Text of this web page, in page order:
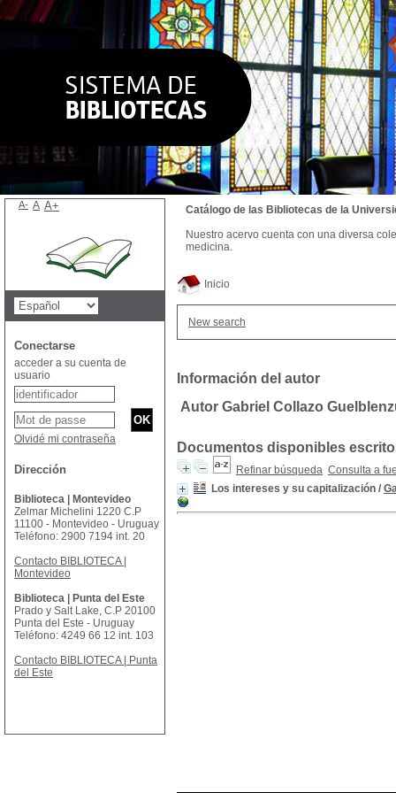
Inicio
New search
Información del autor
Autor Gabriel Collazo
Documentos disponibles
Refinar búsqueda Consulta a
Los intereses y su capitalización /
Catálogo de las Bibliotecas de la
Nuestro acervo cuenta con una diversa
medicina.
A- A A+
Conectarse
acceder a su cuenta de
usuario
Olvidé mi contraseña
Dirección
Biblioteca | Montevideo
Zelmar Michelini 1220 C.P
11100 - Montevideo - Uruguay
Teléfono: 2900 7194 int. 20
Contacto BIBLIOTECA |
Montevideo
Biblioteca | Punta del Este
Prado y Salt Lake, C.P 20100
Punta del Este - Uruguay
Teléfono: 4249 66 12 int. 103
Contacto BIBLIOTECA | Punta
del Este